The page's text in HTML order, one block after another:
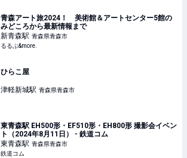
青森アート旅2024！ 美術館＆アートセンター5館の
みどころから最新情報まで
新青森駅 青森県青森市
るるぶ&more.
ひらこ屋
津軽新城駅 青森県青森市
東青森駅 EH500形・EF510形・EH800形 撮影会イベン
ト（2024年8月11日） - 鉄道コム
東青森駅 青森県青森市
鉄道コム